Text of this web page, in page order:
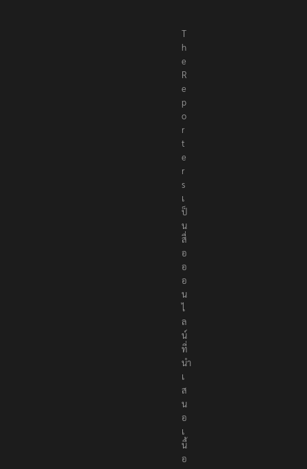
T
h
e
R
e
p
o
r
t
e
r
s
เ
ป็
น
สื่
อ
อ
อ
น
ไ
ล
น์
ที่
นำ
เ
ส
น
อ
เ
นื้
อ